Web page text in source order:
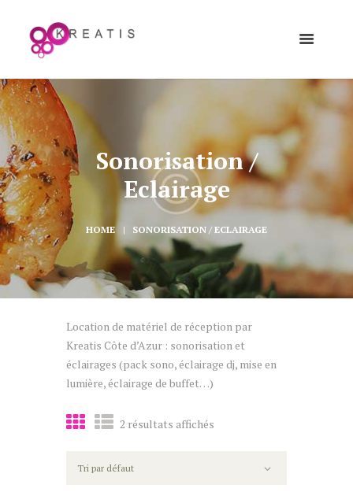
Sonorisation /
Eclairage
HOME SONORISATION / ECLAIRAGE
Location de matériel de réception par
Kreatis Côte d’Azur : sonorisation et
éclairages (pack sono, éclairage dj, mise en
lumière, éclairage de buffet…)
2 résultats affichés